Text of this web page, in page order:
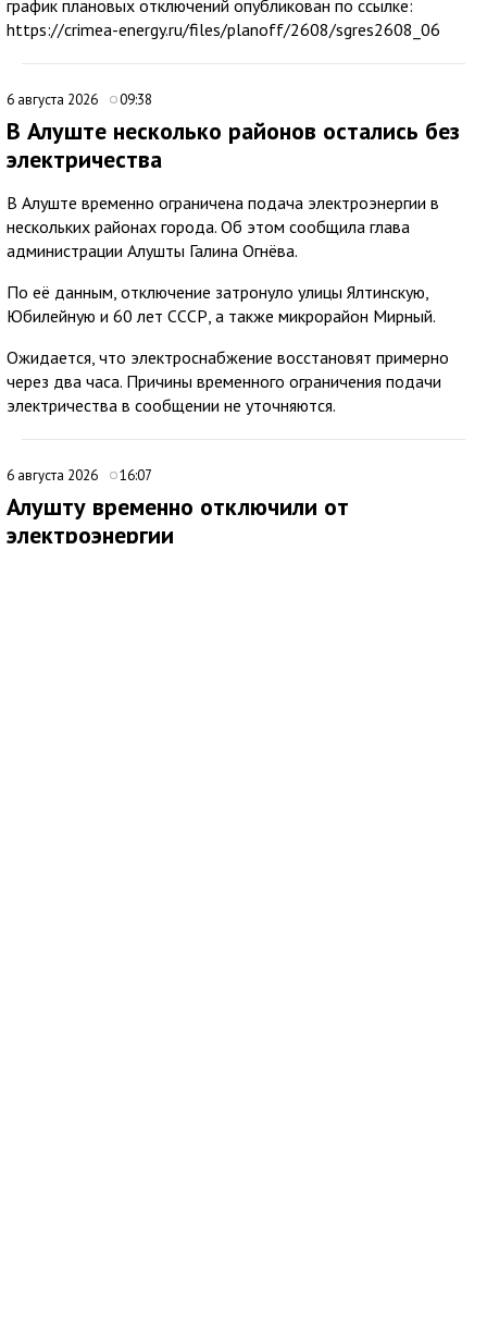
график плановых отключений опубликован по ссылке:
https://crimea-energy.ru/files/planoff/2608/sgres2608_06
6 августа 2026 09:38
В Алуште несколько районов остались без
электричества
В Алуште временно ограничена подача электроэнергии в
нескольких районах города. Об этом сообщила глава
администрации Алушты Галина Огнёва.
По её данным, отключение затронуло улицы Ялтинскую,
Юбилейную и 60 лет СССР, а также микрорайон Мирный.
Ожидается, что электроснабжение восстановят примерно
через два часа. Причины временного ограничения подачи
электричества в сообщении не уточняются.
6 августа 2026 16:07
Алушту временно отключили от
электроэнергии